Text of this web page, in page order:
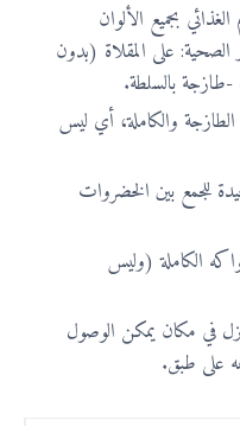
بجميع الألوان
على المقلاة (بدون
بالسلطة.
والكاملة، أي ليس
للجمع بين الخضروات
الكاملة (وليس
في مكان يمكن الوصول
على طبق.